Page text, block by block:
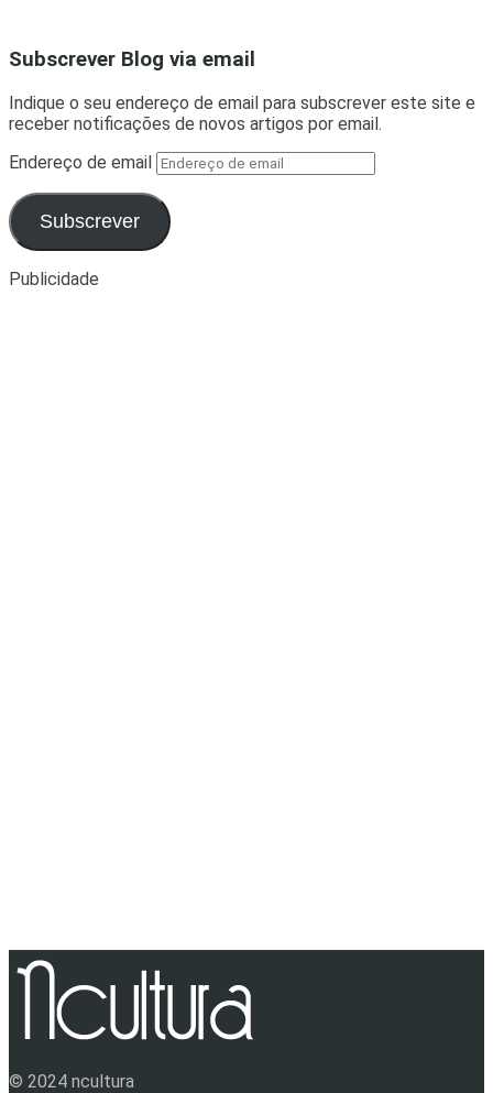
Subscrever Blog via email
Indique o seu endereço de email para subscrever este site e
receber notificações de novos artigos por email.
Endereço de email
Subscrever
Publicidade
© 2024 ncultura